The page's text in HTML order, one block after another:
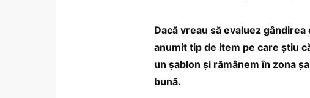
Dacă vreau să evaluez
anumit tip de item pe care știu
un șablon și rămânem în zona
bună.